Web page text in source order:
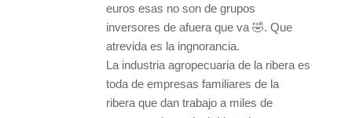
euros esas no son de grupos
inversores de afuera que va 🤣. Que
atrevida es la ingnorancia.
La industria agropecuaria de la ribera es
toda de empresas familiares de la
ribera que dan trabajo a miles de